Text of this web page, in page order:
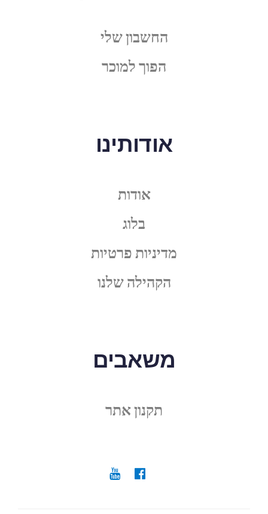
החשבון שלי
הפוך למוכר
אודותינו
אודות
בלוג
מדיניות פרטיות
הקהילה שלנו
משאבים
תקנון אתר